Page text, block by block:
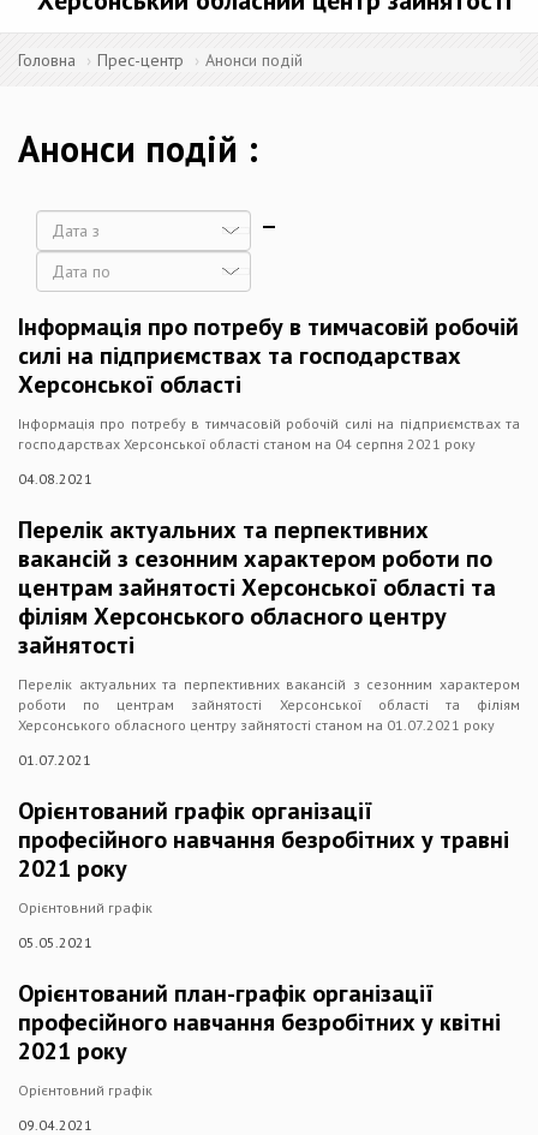
Головна Прес-центр Анонси подій
Анонси подій
Дата
Інформація про потребу в тимчасовій робочій
силі на підприємствах та господарствах
Херсонської області
Інформація про потребу в тимчасовій робочій силі на підприємствах та
господарствах Херсонської області cтаном на 04 cерпня 2021 року
04.08.2021
Перелік актуальних та перпективних
вакансій з сезонним характером роботи по
центрам зайнятості Херсонської області та
філіям Херсонського обласного центру
зайнятості
Перелік актуальних та перпективних вакансій з сезонним характером
роботи по центрам зайнятості Херсонської області та філіям
Херсонського обласного центру зайнятості станом на 01.07.2021 року
01.07.2021
Орієнтований графік організації
професійного навчання безробітних у травні
2021 року
Орієнтовний графік
05.05.2021
Орієнтований план-графік організації
професійного навчання безробітних у квітні
2021 року
Орієнтовний графік
09.04.2021